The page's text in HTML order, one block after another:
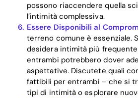
possono riaccendere quella
l’intimità complessiva.
Essere Disponibili al
terreno comune è essenziale.
desidera intimità più frequente
entrambi potrebbero dover
aspettative. Discutete quali
fattibili per entrambi – che si
tipi di intimità o esplorare